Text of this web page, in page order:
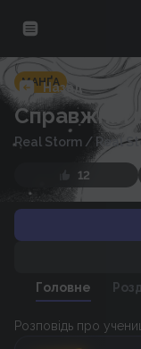
Назад
МАНҐА
Справжній
Real Storm / Real
12
Головне
Розповідь про